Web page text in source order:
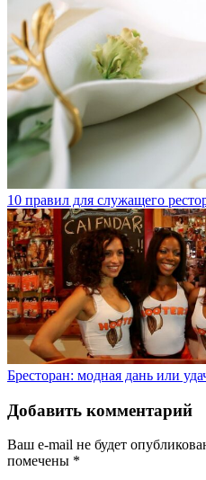
10 правил для служащего
Бресторан: модная дань или
Добавить комментарий
Ваш e-mail не будет
помечены *